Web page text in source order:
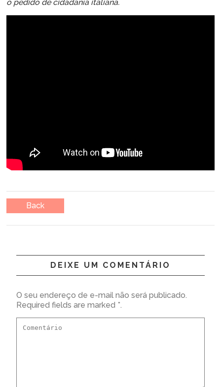
o pedido de cidadania italiana.
Back
DEIXE UM COMENTÁRIO
O seu endereço de e-mail não será publicado.
Required fields are marked *.